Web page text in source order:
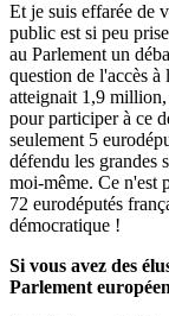
Et je suis effarée de
public est si peu
au Parlement un
question de l'accès
atteignait 1,9
pour participer à ce
seulement 5
défendu les grandes
moi-même. Ce n'est
72 eurodéputés
démocratique !
Si vous avez des
Parlement